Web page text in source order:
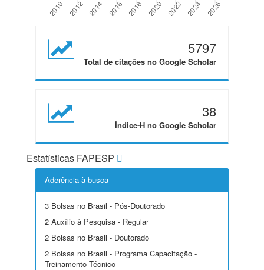
5797
Total de citações no Google Scholar
38
Índice-H no Google Scholar
Estatísticas FAPESP
Aderência à busca
3 Bolsas no Brasil - Pós-Doutorado
2 Auxílio à Pesquisa - Regular
2 Bolsas no Brasil - Doutorado
2 Bolsas no Brasil - Programa Capacitação -
Treinamento Técnico